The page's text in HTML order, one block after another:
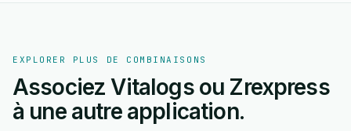
EXPLORER PLUS DE COMBINAISONS
Associez Vitalogs ou Zrexpress
à une autre application.